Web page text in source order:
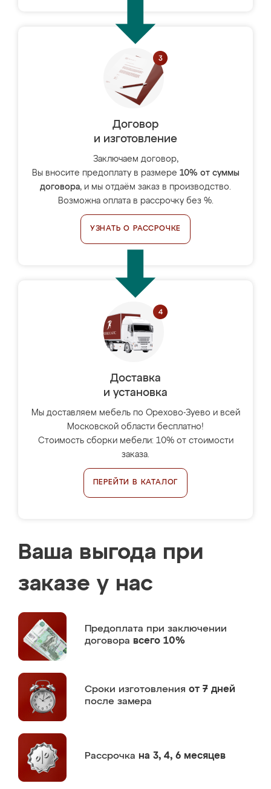
Договор
и изготовление
Заключаем договор,
Вы вносите предоплату в размере 10% от суммы
договора, и мы отдаём заказ в производство.
Возможна оплата в рассрочку без %.
УЗНАТЬ О РАССРОЧКЕ
Доставка
и установка
Мы доставляем мебель по Орехово-Зуево и всей
Московской области бесплатно!
Стоимость сборки мебели: 10% от стоимости
заказа.
ПЕРЕЙТИ В КАТАЛОГ
Ваша выгода при
заказе у нас
Предоплата при заключении
договора всего 10%
Сроки изготовления от 7 дней
после замера
Рассрочка на 3, 4, 6 месяцев